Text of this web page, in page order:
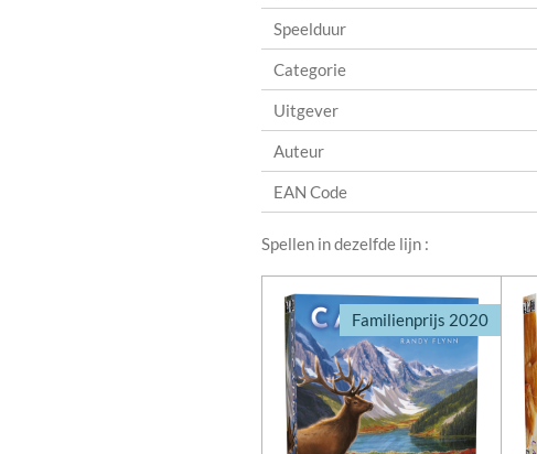
Speelduur
Categorie
Uitgever
Auteur
EAN Code
Spellen in dezelfde lijn :
Familienprijs 2020